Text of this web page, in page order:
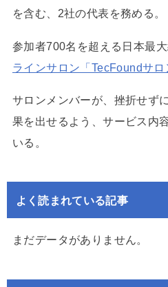
を含む、2社の代表を務める。
参加者700名を超える日本最
ラインサロン「TecFoundサロ
サロンメンバーが、挫折せず
果を出せるよう、サービス内
いる。
よく読まれている記事
まだデータがありません。